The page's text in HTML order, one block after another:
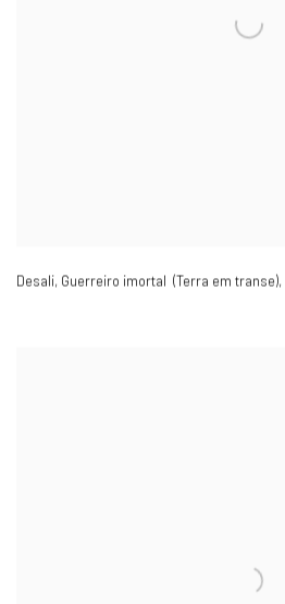
Desali, Guerreiro imortal (Terra em transe),